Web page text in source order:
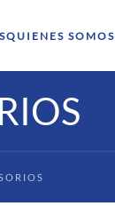
QUIENES SOMOS